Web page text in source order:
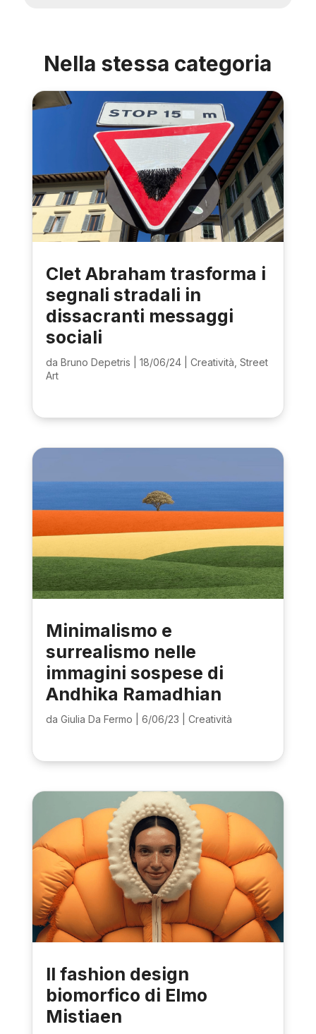
Nella stessa categoria
Clet Abraham trasforma i
segnali stradali in
dissacranti messaggi
sociali
da Bruno Depetris 18/06/24| Creatività Street
Art
Minimalismo e
surrealismo nelle
immagini sospese di
Andhika Ramadhian
da Giulia Da Fermo 6/06/23 Creatività
Il fashion design
biomorfico di Elmo
Mistiaen